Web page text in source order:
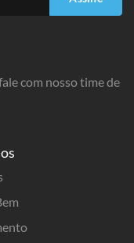
com nosso time de